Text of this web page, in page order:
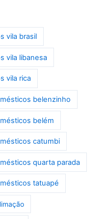
vila brasil
vila libanesa
vila rica
belenzinho
belém
catumbi
quarta parada
tatuapé